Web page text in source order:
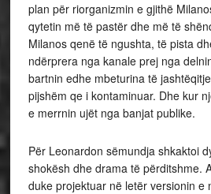
plan për riorganizmin e gjithë
qytetin më të pastër dhe më të
Milanos qenë të ngushta, të pista
ndërprera nga kanale prej nga
bartnin edhe mbeturina të
pijshëm qe i kontaminuar. Dhe kur
e merrnin ujët nga banjat publike.
Për Leonardon sëmundja shkaktoi
shokësh dhe drama të përditshme.
duke projektuar në letër versionin e